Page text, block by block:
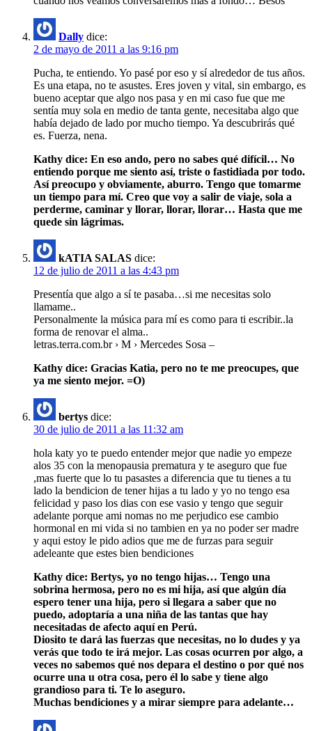
Dally dice:
2 de mayo de 2011 a las 9:16 pm
Pucha, te entiendo. Yo pasé por eso y sí alrededor de tus años.
Es una etapa, no te asustes. Eres joven y vital, sin embargo, es
bueno aceptar que algo nos pasa y en mi caso fue que me
sentía muy sola en medio de tanta gente, necesitaba algo que
había dejado de lado por mucho tiempo. Ya descubrirás qué
es. Fuerza, nena.
Kathy dice: En eso ando, pero no sabes qué difícil… No
entiendo porque me siento así, triste o fastidiada por todo.
Así preocupo y obviamente, aburro. Tengo que tomarme
un tiempo para mí. Creo que voy a salir de viaje, sola a
perderme, caminar y llorar, llorar, llorar… Hasta que me
quede sin lágrimas.
kATIA SALAS dice:
12 de julio de 2011 a las 4:43 pm
Presentía que algo a sí te pasaba…si me necesitas solo
llamame..
Personalmente la música para mí es como para ti escribir..la
forma de renovar el alma..
letras.terra.com.br › M › Mercedes Sosa –
Kathy dice: Gracias Katia, pero no te me preocupes, que
ya me siento mejor. =O)
bertys dice:
30 de julio de 2011 a las 11:32 am
hola katy yo te puedo entender mejor que nadie yo empeze
alos 35 con la menopausia prematura y te aseguro que fue
,mas fuerte que lo tu pasastes a diferencia que tu tienes a tu
lado la bendicion de tener hijas a tu lado y yo no tengo esa
felicidad y paso los dias con ese vasio y tengo que seguir
adelante porque ami nomas no me perjudico ese cambio
hormonal en mi vida si no tambien en ya no poder ser madre
y aqui estoy le pido adios que me de furzas para seguir
adeleante que estes bien bendiciones
Kathy dice: Bertys, yo no tengo hijas… Tengo una
sobrina hermosa, pero no es mi hija, así que algún día
espero tener una hija, pero si llegara a saber que no
puedo, adoptaría a una niña de las tantas que hay
necesitadas de afecto aquí en Perú.
Diosito te dará las fuerzas que necesitas, no lo dudes y ya
verás que todo te irá mejor. Las cosas ocurren por algo, a
veces no sabemos qué nos depara el destino o por qué nos
ocurre una u otra cosa, pero él lo sabe y tiene algo
grandioso para ti. Te lo aseguro.
Muchas bendiciones y a mirar siempre para adelante…